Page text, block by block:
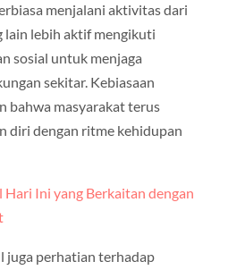
menjalani aktivitas dari
lain lebih aktif mengikuti
sosial untuk menjaga
sekitar. Kebiasaan
bahwa masyarakat terus
diri dengan ritme kehidupan
Hari Ini yang Berkaitan dengan
juga perhatian terhadap